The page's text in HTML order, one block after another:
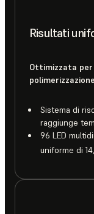
Risultati
Ottimizzata
Sistema di
raggiunge
96 LED
uniforme di